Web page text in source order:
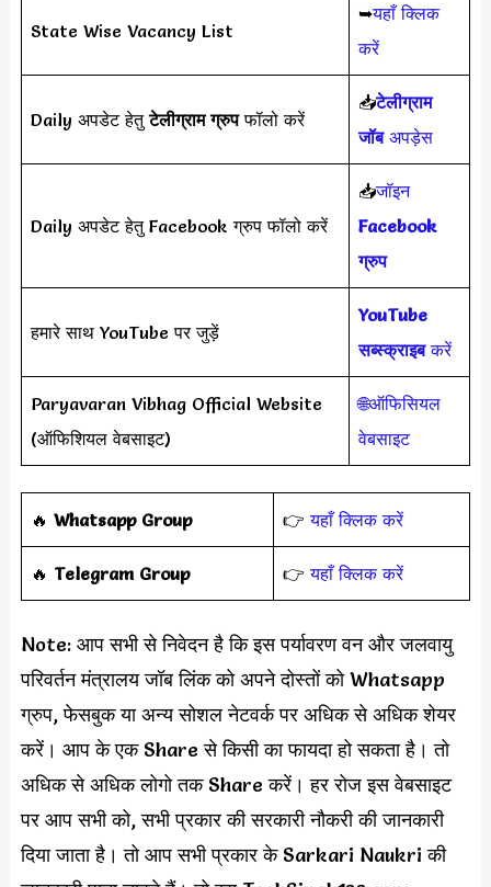
State Wise Vacancy List
➥यहाँ क्लिक
करें
Daily अपडेट हेतुटेलीग्राम ग्रुपफॉलो करें
📥टेलीग्राम
जॉबअपड़ेस
Daily अपडेट हेतु Facebook ग्रुप फॉलो करें
📥जॉइन
Facebook
ग्रुप
हमारे साथ YouTube पर जुड़ें
YouTube
सब्स्क्राइबकरें
Paryavaran Vibhag Official Website
(ऑफिशियल वेबसाइट)
🌐ऑफिसियल
वेबसाइट
‎️‍🔥 Whatsapp Group 👉यहाँ क्लिक करें
‎️‍🔥 Telegram Group 👉यहाँ क्लिक करें
Note: आप सभी से निवेदन है कि इस पर्यावरण वन और जलवायु
परिवर्तन मंत्रालय जॉब लिंक को अपने दोस्तों को Whatsapp
ग्रुप, फेसबुक या अन्य सोशल नेटवर्क पर अधिक से अधिक शेयर
करें। आप के एक Share से किसी का फायदा हो सकता है। तो
अधिक से अधिक लोगो तक Share करें। हर रोज इस वेबसाइट
पर आप सभी को, सभी प्रकार की सरकारी नौकरी की जानकारी
दिया जाता है। तो आप सभी प्रकार के Sarkari Naukri की